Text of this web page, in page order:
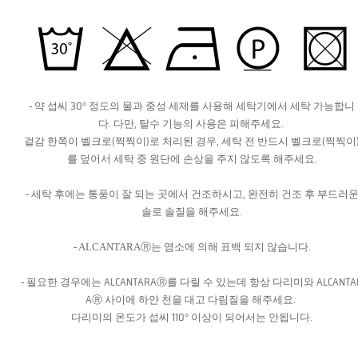
- 약 섭씨 30° 정도의 물과 중성 세제를 사용해 세탁기에서 세탁 가능합니
다. 다만, 탈수 기능의 사용은 피해주세요.
겉감 한쪽이 벨크로(찍찍이)로 처리된 경우, 세탁 전 반드시 벨크로(찍찍이
를 덮어서 세탁 중 원단에 손상을 주지 않도록 해주세요.
- 세탁 후에는 통풍이 잘 되는 곳에서 건조하시고, 완전히 건조 후 부드러운
솔로 솔질을 해주세요.
- ALCANTARAⓇ는 염소에 의해 표백 되지 않습니다.
- 필요한 경우에는 ALCANTARAⓇ를 다릴 수 있는데 항상 다리미와
AⓇ 사이에 하얀 천을 대고 다림질을 해주세요.
다리미의 온도가 섭씨 110° 이상이 되어서는 안됩니다.